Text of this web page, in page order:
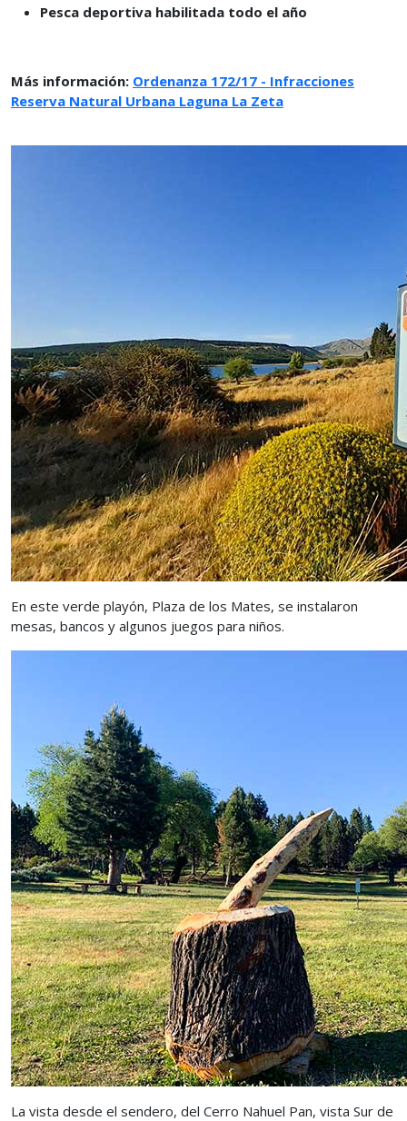
Pesca deportiva habilitada todo el año
Más información: Ordenanza 172/17 - Infracciones
Reserva Natural Urbana Laguna La Zeta
En este verde playón, Plaza de los Mates, se instalaron
mesas, bancos y algunos juegos para niños.
La vista desde el sendero, del Cerro Nahuel Pan, vista Sur de